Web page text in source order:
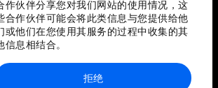
作伙伴分享您对我们网站的使用情况，这
合作伙伴可能会将此类信息与您提供给他
或他们在您使用其服务的过程中收集的其
信息相结合。
拒绝